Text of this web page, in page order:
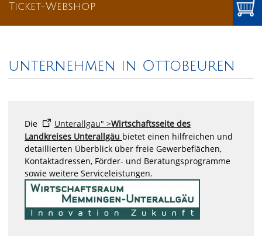
Ticket-Webshop
unternehmen in Ottobeuren
Die Unterallgäu" >Wirtschaftsseite des
Landkreises Unterallgäu bietet einen hilfreichen und
detaillierten Überblick über freie Gewerbeflächen,
Kontaktadressen, Förder- und Beratungsprogramme
sowie weitere Serviceleistungen.